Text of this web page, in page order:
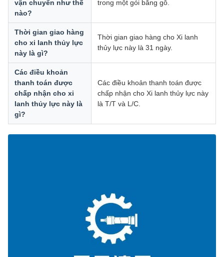
vận chuyển như thế
nào?
trong một gói bằng gỗ.
Thời gian giao hàng
cho xi lanh thủy lực
này là gì?
Thời gian giao hàng cho Xi lanh
thủy lực này là 31 ngày.
Các điều khoản
thanh toán được
chấp nhận cho xi
lanh thủy lực này là
gì?
Các điều khoản thanh toán được
chấp nhận cho Xi lanh thủy lực này
là T/T và L/C.